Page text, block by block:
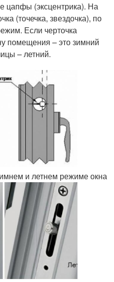
цапфы (эксцентрика). На
(точечка, звездочка), по
Если черточка
помещения – это зимний
– летний.
и летнем режиме окна